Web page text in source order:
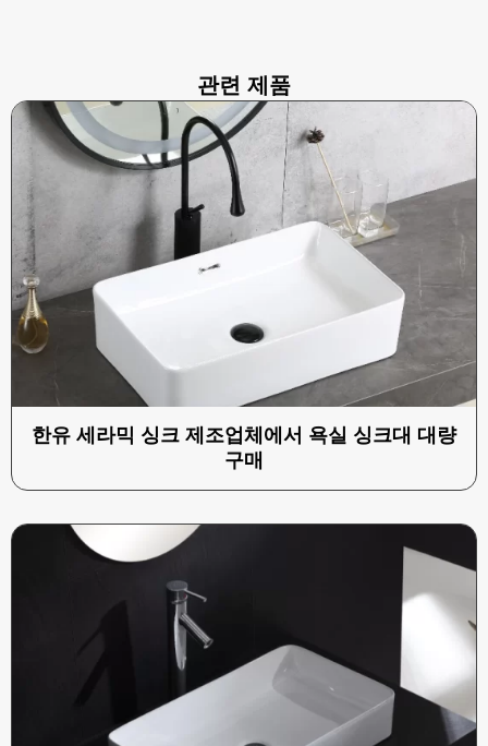
관련 제품
한유 세라믹 싱크 제조업체에서 욕실 싱크대 대량
구매